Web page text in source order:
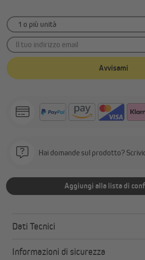
Il tuo indirizzo email
Avvisami
Hai domande sul prodotto?
Aggiungi alla lista di
Dati Tecnici
Informazioni di sicurezza